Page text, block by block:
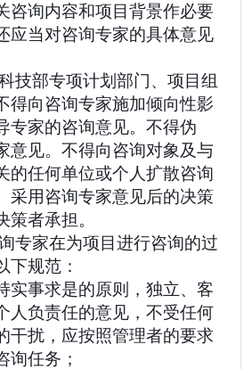
咨询内容和项目背景作必要
应当对咨询专家的具体意见
部专项计划部门、项目组
得向咨询专家施加倾向性影
专家的咨询意见。不得伪
意见。不得向咨询对象及与
的任何单位或个人扩散咨询
采用咨询专家意见后的决策
者承担。
家在为项目进行咨询的过
下规范：
事求是的原则，独立、客
人负责任的意见，不受任何
干扰，应按照管理者的要求
询任务；